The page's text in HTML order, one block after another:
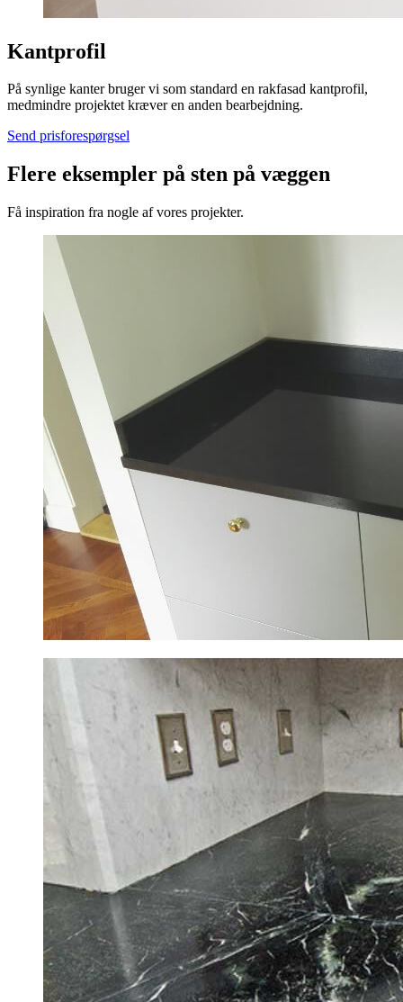
Kantprofil
På synlige kanter bruger vi som standard en rakfasad kantprofil,
medmindre projektet kræver en anden bearbejdning.
Send prisforespørgsel
Flere eksempler på sten på væggen
Få inspiration fra nogle af vores projekter.